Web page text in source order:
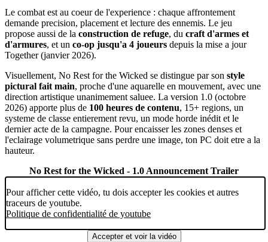
Le combat est au coeur de l'experience : chaque affrontement
demande precision, placement et lecture des ennemis. Le jeu
propose aussi de la construction de refuge, du craft d'armes et
d'armures, et un co-op jusqu'a 4 joueurs depuis la mise a jour
Together (janvier 2026).
Visuellement, No Rest for the Wicked se distingue par son style
pictural fait main, proche d'une aquarelle en mouvement, avec une
direction artistique unanimement saluee. La version 1.0 (octobre
2026) apporte plus de 100 heures de contenu, 15+ regions, un
systeme de classe entierement revu, un mode horde inédit et le
dernier acte de la campagne. Pour encaisser les zones denses et
l'eclairage volumetrique sans perdre une image, ton PC doit etre a la
hauteur.
No Rest for the Wicked - 1.0 Announcement Trailer
Pour afficher cette vidéo, tu dois accepter les cookies et autres
traceurs de youtube.
Politique de confidentialité de youtube
Accepter et voir la vidéo